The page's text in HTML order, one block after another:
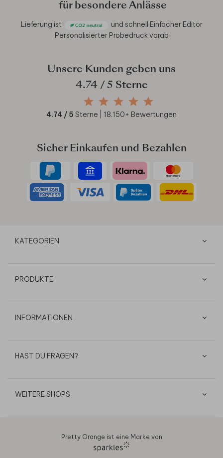
für besondere Anlässe
Lieferung ist und schnell Einfacher Editor
Personalisierter Probedruck vorab
Unsere Kunden geben uns
4.74/ 5 Sterne
4.74 / 5 Sterne | 18.150+ Bewertungen
Sicher Einkaufen und Bezahlen
KATEGORIEN
PRODUKTE
INFORMATIONEN
HAST DU FRAGEN?
WEITERE SHOPS
Pretty Orange ist eine Marke von